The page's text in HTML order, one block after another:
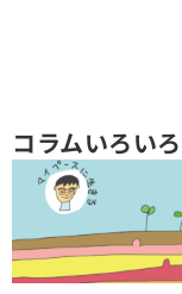
コラムいろいろ